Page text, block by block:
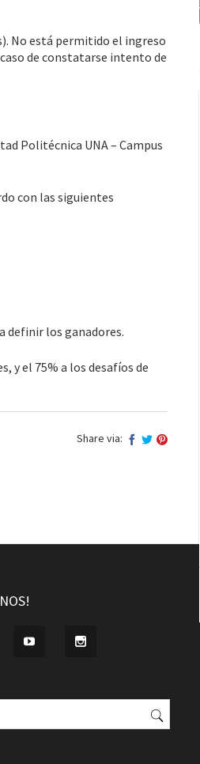
No está permitido el ingreso
de constatarse intento de
Politécnica UNA – Campus
con las siguientes
definir los ganadores.
y el 75% a los desafíos de
Share via: